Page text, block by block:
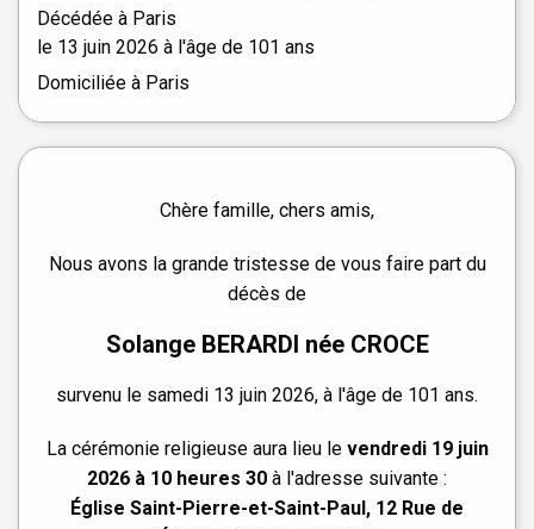
Décédée à Paris
le 13 juin 2026 à l'âge de 101 ans
Domiciliée à Paris
Chère famille, chers amis,
Nous avons la grande tristesse de vous faire part du
décès de
Solange BERARDI née CROCE
survenu le samedi 13 juin 2026, à l'âge de 101 ans.
La cérémonie religieuse aura lieu le vendredi 19 juin
2026 à 10 heures 30 à l'adresse suivante :
Église Saint-Pierre-et-Saint-Paul, 12 Rue de